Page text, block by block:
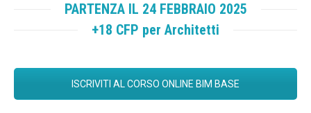
PARTENZA IL 24 FEBBRAIO 2025
+18 CFP per Architetti
ISCRIVITI AL CORSO ONLINE BIM BASE